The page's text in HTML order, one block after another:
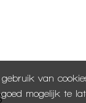
van
mogelijk te